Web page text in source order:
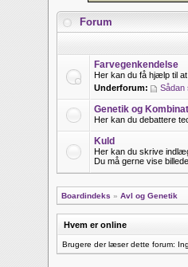
Forum
Farvegenkendelse
Her kan du få hjælp til
Underforum:
Sådan
Genetik og
Her kan du debattere
Kuld
Her kan du skrive
Du må gerne vise
Boardindeks » Avl og Genetik
Hvem er online
Brugere der læser dette forum: